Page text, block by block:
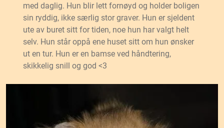
med daglig. Hun blir lett fornøyd og holder boligen
sin ryddig, ikke særlig stor graver. Hun er sjeldent
ute av buret sitt for tiden, noe hun har valgt helt
selv. Hun står oppå ene huset sitt om hun ønsker
ut en tur. Hun er en bamse ved håndtering,
skikkelig snill og god <3